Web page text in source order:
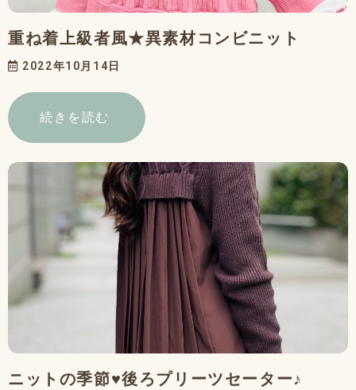
重ね着上級者風★異素材コンビニット
2022年10月14日
続きを読む
ニットの季節♥後ろプリーツセーター♪